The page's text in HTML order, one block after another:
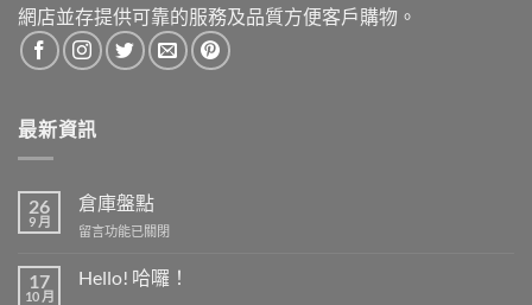
網店並存提供可靠的服務及品質方便客戶購物。
最新資訊
26
9 月
倉庫盤點
在
庫
盤
留言功能已關閉
17
10 月
Hello! 哈囉！